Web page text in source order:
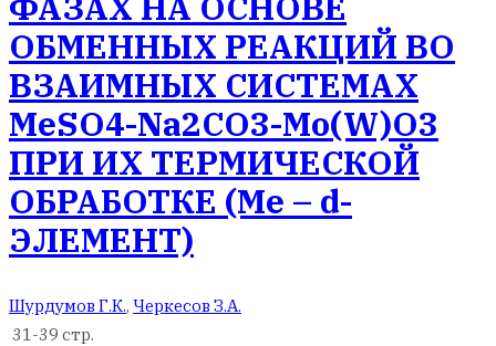
ОБМЕННЫХ РЕАКЦИЙ ВО
ВЗАИМНЫХ СИСТЕМАХ
MeSO4-Na2CO3-Mo(W)О3
ПРИ ИХ ТЕРМИЧЕСКОЙ
ОБРАБОТКЕ (Me – d-
ЭЛЕМЕНТ)
Шурдумов Г.К., Черкесов З.А.
31-39 стр.